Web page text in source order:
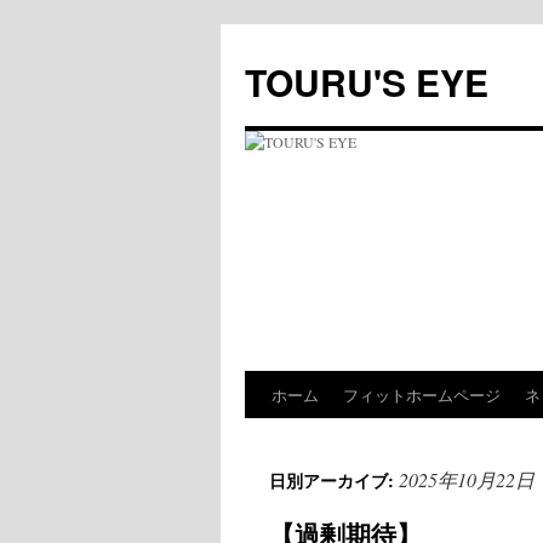
テ
ン
へ
TOURU'S EYE
ホーム フィットホームページ
日別アーカイブ: 2025年10月22日
【過剰期待】